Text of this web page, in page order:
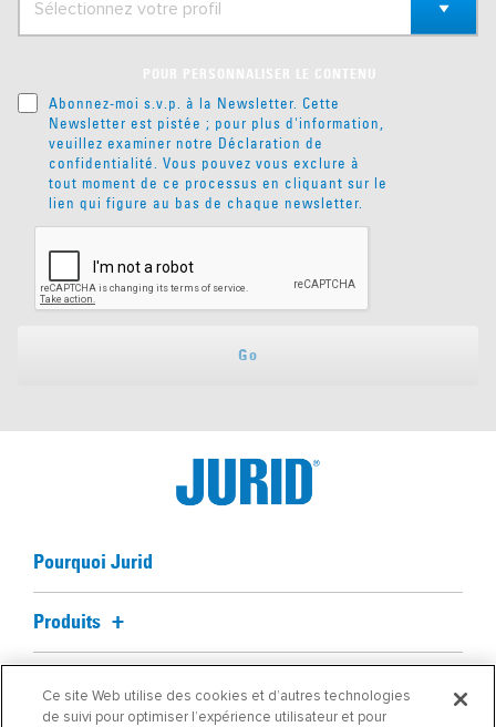
POUR PERSONNALISER LE CONTENU
Abonnez-moi s.v.p. à la Newsletter. Cette
Newsletter est pistée ; pour plus d'information,
veuillez examiner notre Déclaration de
confidentialité
. Vous pouvez vous exclure à
tout moment de ce processus en cliquant sur le
lien qui figure au bas de chaque newsletter.
Go
Pourquoi Jurid
Produits
Ce site Web utilise des cookies et d’autres technologies
de suivi pour optimiser l’expérience utilisateur et pour